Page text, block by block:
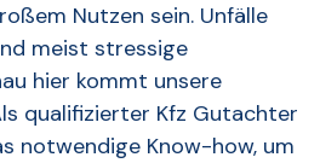
Nutzen sein. Unfälle
meist stressige
hier kommt unsere
qualifizierter Kfz Gutachter
notwendige Know-how, um